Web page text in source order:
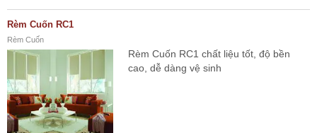
Rèm Cuốn RC1
Rèm Cuốn
Rèm Cuốn RC1 chất liệu tốt, độ bền
cao, dễ dàng vệ sinh